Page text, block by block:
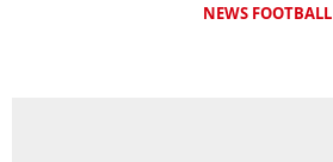
NEWS FOOTBALL